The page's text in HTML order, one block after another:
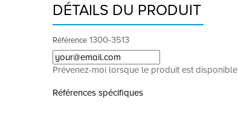
DÉTAILS DU PRODUIT
Référence 1300-3513
Prévenez-moi lorsque le produit est disponible
Références spécifiques